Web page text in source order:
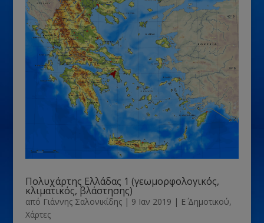
Πολυχάρτης Ελλάδας 1 (γεωμορφολογικός,
κλιματικός, βλάστησης)
από Γιάννης Σαλονικίδης| 9 Ιαν 2019 | Ε΄ Δημοτικού,
Χάρτες